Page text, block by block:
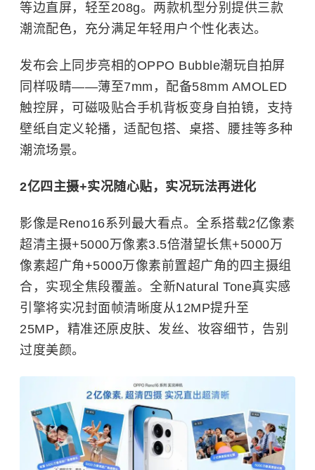
等边直屏，轻至208g。两款机型分别提供三款
潮流配色，充分满足年轻用户个性化表达。
发布会上同步亮相的OPPO Bubble潮玩自拍屏
同样吸睛——薄至7mm，配备58mm AMOLED
触控屏，可磁吸贴合手机背板变身自拍镜，支持
壁纸自定义轮播，适配包搭、桌搭、腰挂等多种
潮流场景。
2亿四主摄+实况随心贴，实况玩法再进化
影像是Reno16系列最大看点。全系搭载2亿像素
超清主摄+5000万像素3.5倍潜望长焦+5000万
像素超广角+5000万像素前置超广角的四主摄组
合，实现全焦段覆盖。全新Natural Tone真实感
引擎将实况封面帧清晰度从12MP提升至
25MP，精准还原皮肤、发丝、妆容细节，告别
过度美颜。